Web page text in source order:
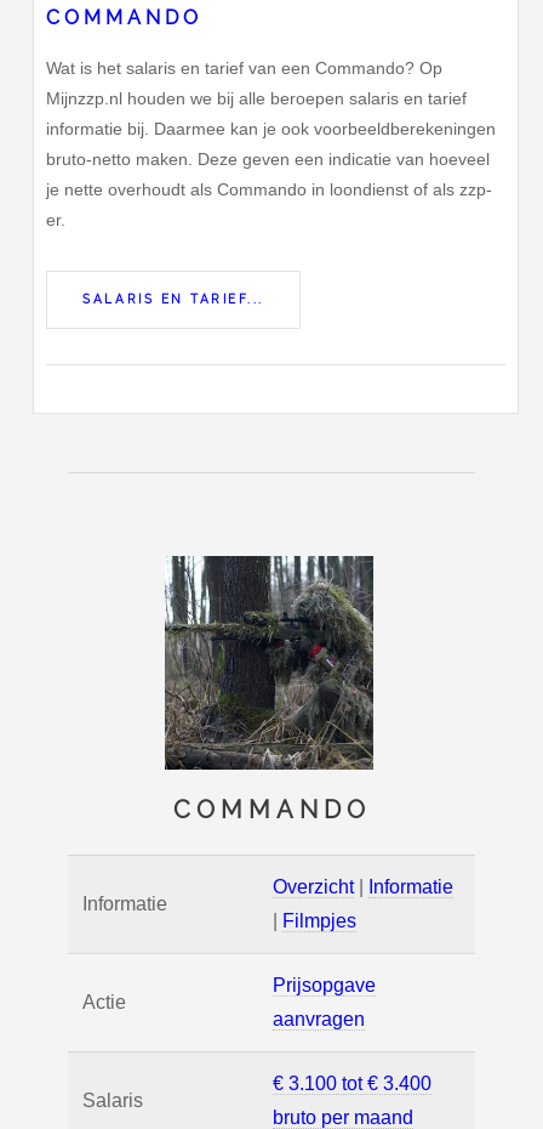
COMMANDO
Wat is het salaris en tarief van een Commando? Op
Mijnzzp.nl houden we bij alle beroepen salaris en tarief
informatie bij. Daarmee kan je ook voorbeeldberekeningen
bruto-netto maken. Deze geven een indicatie van hoeveel
je nette overhoudt als Commando in loondienst of als zzp-
er.
SALARIS EN TARIEF...
COMMANDO
Informatie
Overzicht|
Informatie
Filmpjes
Actie
Prijsopgave
aanvragen
Salaris
€ 3.100 tot € 3.400
bruto per maand